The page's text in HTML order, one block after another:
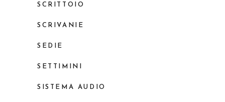
SCRITTOIO
SCRIVANIE
SEDIE
SETTIMINI
SISTEMA AUDIO